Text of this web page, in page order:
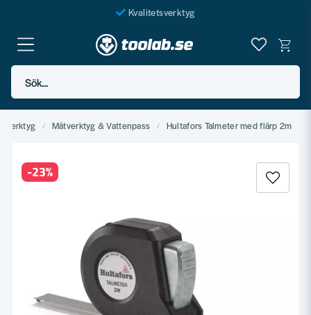
Kvalitetsverktyg
Fraktfritt över 999 SEK*
En järnhandel för alla
Sök...
Mätverktyg & Vattenpass Hultafors Talmeter med flärp 2m
-23%